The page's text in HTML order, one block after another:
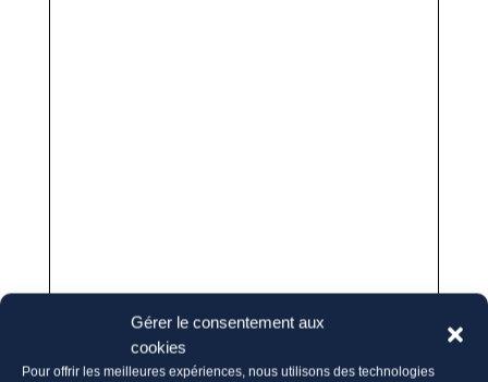
Gérer le consentement aux
cookies
Pour offrir les meilleures expériences, nous utilisons des technologies